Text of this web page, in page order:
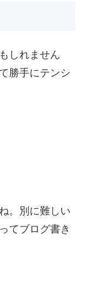
しれません
勝手にテンシ
。別に難しい
てブログ書き